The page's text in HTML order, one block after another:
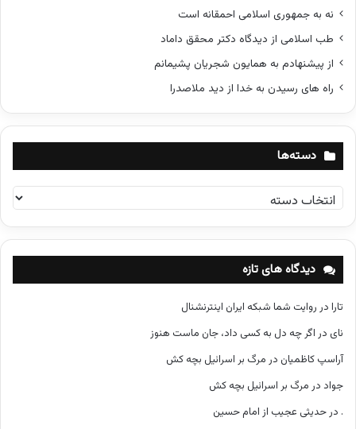
نه به جمهوری اسلامی احمقانه است
طب اسلامی از دیدگاه دکتر محقق داماد
از پیشنهادم به همایون شجریان پشیمانم
راه های رسیدن به خدا از دید ملاصدرا
دسته‌ها
س
ت
ه‌
ه
دیدگاه های تازه
تارا در روایت شما شبکه ایران اینترنشنال
نای در اگر چه دل به کسی داد، جان ماست هنوز
آراسپ کاظمیان در مرگ بر اسرائیل بچه کش
جواد در مرگ بر اسرائیل بچه کش
. درحدیثی عجیب از امام حسین